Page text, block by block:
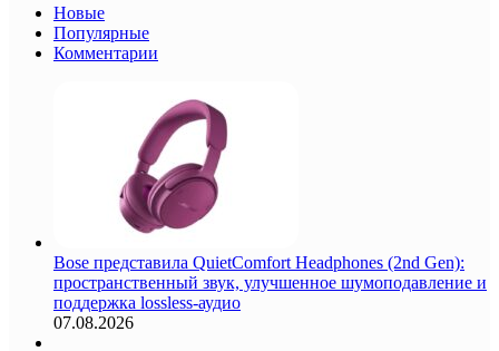
Новые
Популярные
Комментарии
Bose представила QuietComfort Headphones (2nd Gen):
пространственный звук, улучшенное шумоподавление и
поддержка lossless-аудио
07.08.2026